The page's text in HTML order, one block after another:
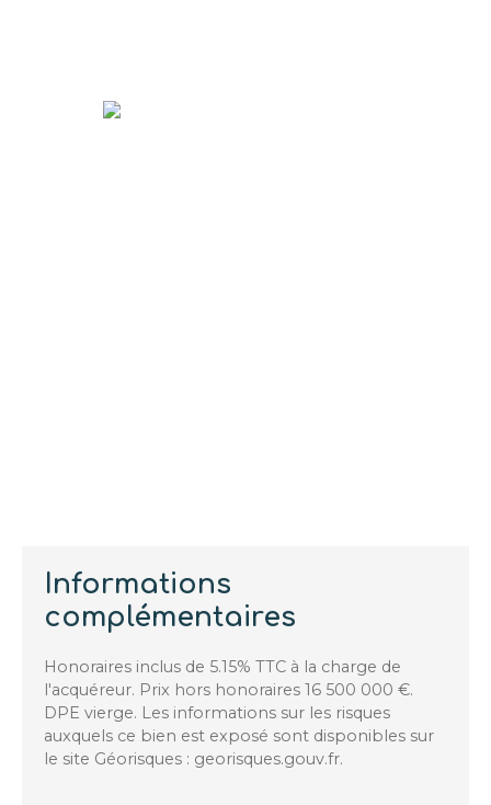
Informations
complémentaires
Honoraires inclus de 5.15% TTC à la charge de
l'acquéreur. Prix hors honoraires 16 500 000 €.
DPE vierge. Les informations sur les risques
auxquels ce bien est exposé sont disponibles sur
le site Géorisques : georisques.gouv.fr.